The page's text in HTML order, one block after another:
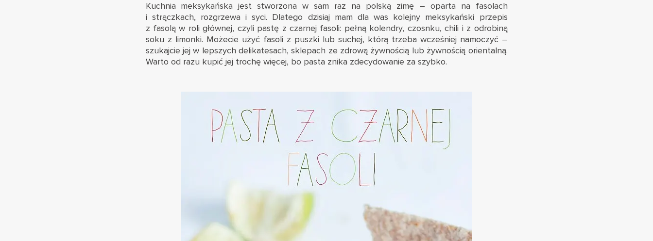
Kuchnia meksykańska jest stworzona w sam raz na polską zimę – oparta na fasolach
i strączkach, rozgrzewa i syci. Dlatego dzisiaj mam dla was kolejny meksykański przepis
z fasolą w roli głównej, czyli pastę z czarnej fasoli: pełną kolendry, czosnku, chili i z odrobiną
soku z limonki. Możecie użyć fasoli z puszki lub suchej, którą trzeba wcześniej namoczyć –
szukajcie jej w lepszych delikatesach, sklepach ze zdrową żywnością lub żywnością orientalną.
Warto od razu kupić jej trochę więcej, bo pasta znika zdecydowanie za szybko.